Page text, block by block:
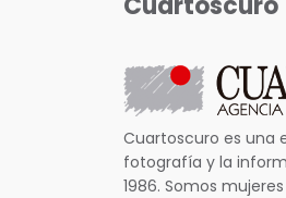
Cuartoscuro es una
fotografía y la
1986. Somos